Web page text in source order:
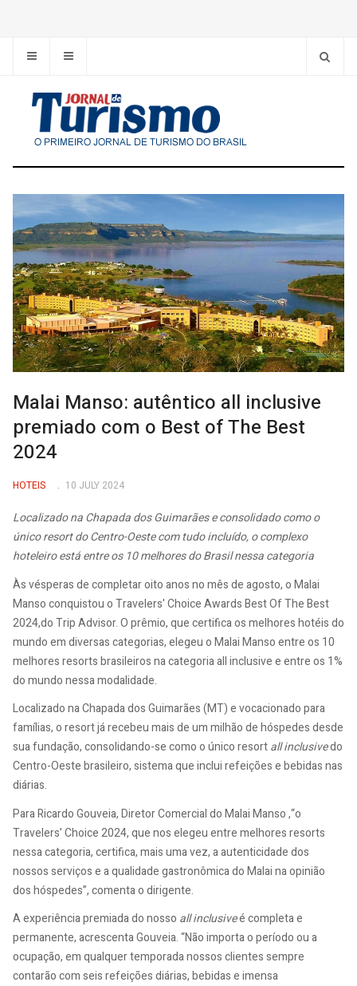
Malai Manso: autêntico all inclusive
premiado com o Best of The Best
2024
HOTEIS 10 JULY 2024
Localizado na Chapada dos Guimarães e consolidado como o
único resort do Centro-Oeste com tudo incluído, o complexo
hoteleiro está entre os 10 melhores do Brasil nessa categoria
Às vésperas de completar oito anos no mês de agosto, o Malai
Manso conquistou o Travelers' Choice Awards Best Of The Best
2024,do Trip Advisor. O prêmio, que certifica os melhores hotéis do
mundo em diversas categorias, elegeu o Malai Manso entre os 10
melhores resorts brasileiros na categoria all inclusive e entre os 1%
do mundo nessa modalidade.
Localizado na Chapada dos Guimarães (MT) e vocacionado para
famílias, o resort já recebeu mais de um milhão de hóspedes desde
sua fundação, consolidando-se como o único resortall inclusivedo
Centro-Oeste brasileiro, sistema que inclui refeições e bebidas nas
diárias.
Para Ricardo Gouveia, Diretor Comercial do Malai Manso ,“o
Travelers’ Choice 2024, que nos elegeu entre melhores resorts
nessa categoria, certifica, mais uma vez, a autenticidade dos
nossos serviços e a qualidade gastronômica do Malai na opinião
dos hóspedes”, comenta o dirigente.
A experiência premiada do nosso all inclusiveé completa e
permanente, acrescenta Gouveia. “Não importa o período ou a
ocupação, em qualquer temporada nossos clientes sempre
contarão com seis refeições diárias, bebidas e imensa